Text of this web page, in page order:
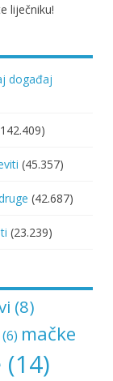
liječniku!
događaj
(45.357)
(42.687)
(23.239)
(8)
(6) mačke
(14)